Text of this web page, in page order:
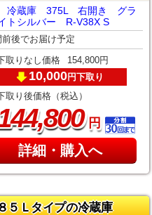
冷蔵庫 375L 右開き グラ
トシルバー R-V38X S
前後でお届け予定
取りなし価格 154,800円
10,000円下取り
下取り後価格（税込）
,800円
詳細・購入へ
５Ｌタイプの冷蔵庫